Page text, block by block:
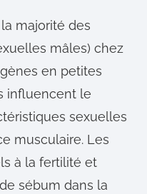
majorité des
mâles) chez
en petites
influencent le
sexuelles
musculaire. Les
à la fertilité et
sébum dans la